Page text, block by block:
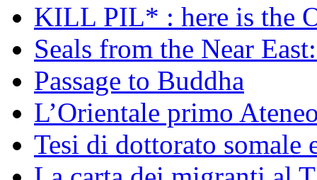
KILL PIL* : here is the
Seals from the Near
Passage to Buddha
L’Orientale primo
Tesi di dottorato somale